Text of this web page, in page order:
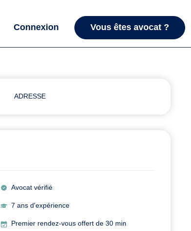
Connexion Vous êtes avocat ?
ADRESSE
Avocat vérifié
7 ans d'expérience
Premier rendez-vous offert de 30 min